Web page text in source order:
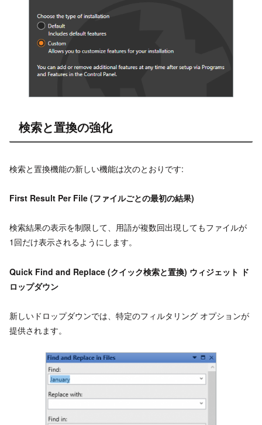
検索と置換の強化
検索と置換機能の新しい機能は次のとおりです:
First Result Per File (ファイルごとの最初の結果)
検索結果の表示を制限して、用語が複数回出現してもファイルが
1回だけ表示されるようにします。
Quick Find and Replace (クイック検索と置換) ウィジェット ド
ロップダウン
新しいドロップダウンでは、特定のフィルタリング オプションが
提供されます。